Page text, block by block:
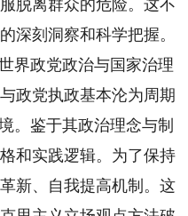
脱离群众的危险。这不
深刻洞察和科学把握。
界政党政治与国家治理
政党执政基本沦为周期
。鉴于其政治理念与制
和实践逻辑。为了保持
新、自我提高机制。这